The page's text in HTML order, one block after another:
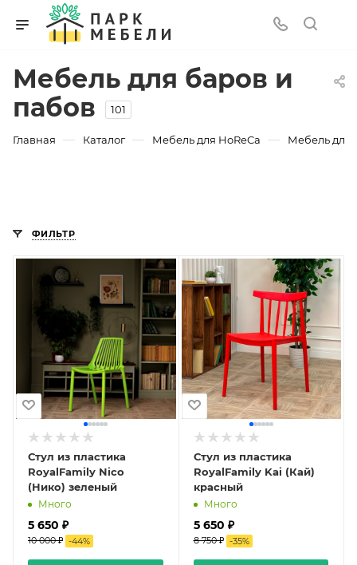
Мебель для баров и
пабов
101
Главная — Каталог — Мебель для HoReCa — Мебель для
ФИЛЬТР
Стул из пластика
RoyalFamily Nico
(Нико) зеленый
Много
5 650 ₽
10 000 ₽ -44%
Стул из пластика
RoyalFamily Kai (Кай)
красный
Много
5 650 ₽
8 750 ₽ -35%